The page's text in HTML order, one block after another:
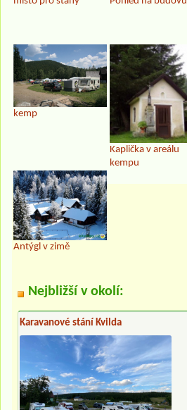
kemp
Kaplička v areálu
kempu
Antýgl v zimě
Nejbližší v okolí:
Karavanové stání Kvilda